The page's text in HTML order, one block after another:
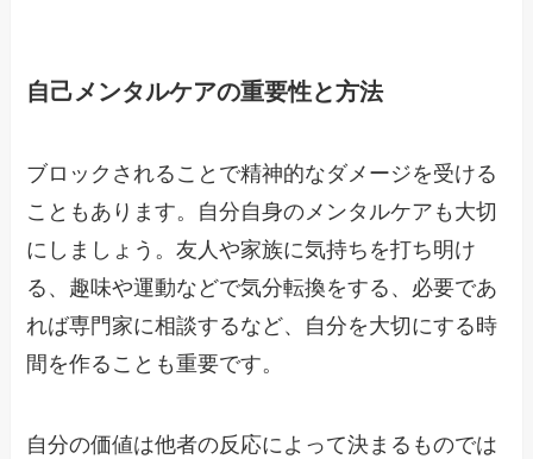
自己メンタルケアの重要性と方法
ブロックされることで精神的なダメージを受ける
こともあります。自分自身のメンタルケアも大切
にしましょう。友人や家族に気持ちを打ち明け
る、趣味や運動などで気分転換をする、必要であ
れば専門家に相談するなど、自分を大切にする時
間を作ることも重要です。
自分の価値は他者の反応によって決まるものでは